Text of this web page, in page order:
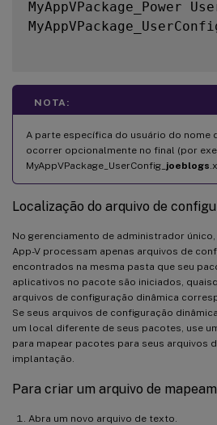
MyAppVPackage_Power
NOTA:
A parte específica do usuário do nome
ocorrer opcionalmente no final (por
MyAppVPackage_UserConfig_ joeblogs
Localização do arquivo de
No gerenciamento de administrador
App-V processam apenas arquivos de
encontrados na mesma pasta que seu
aplicativos no pacote são iniciados,
arquivos de configuração dinâmica
Se seus arquivos de configuração
um local diferente de seus pacotes, use
para mapear pacotes para seus arquivos
implantação.
Para criar um arquivo de
Abra um novo arquivo de texto.